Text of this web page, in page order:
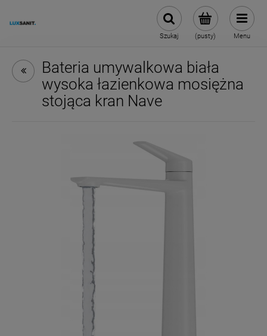
(pusty)
Szukaj Menu
Bateria umywalkowa biała
wysoka łazienkowa mosiężna
stojąca kran Nave